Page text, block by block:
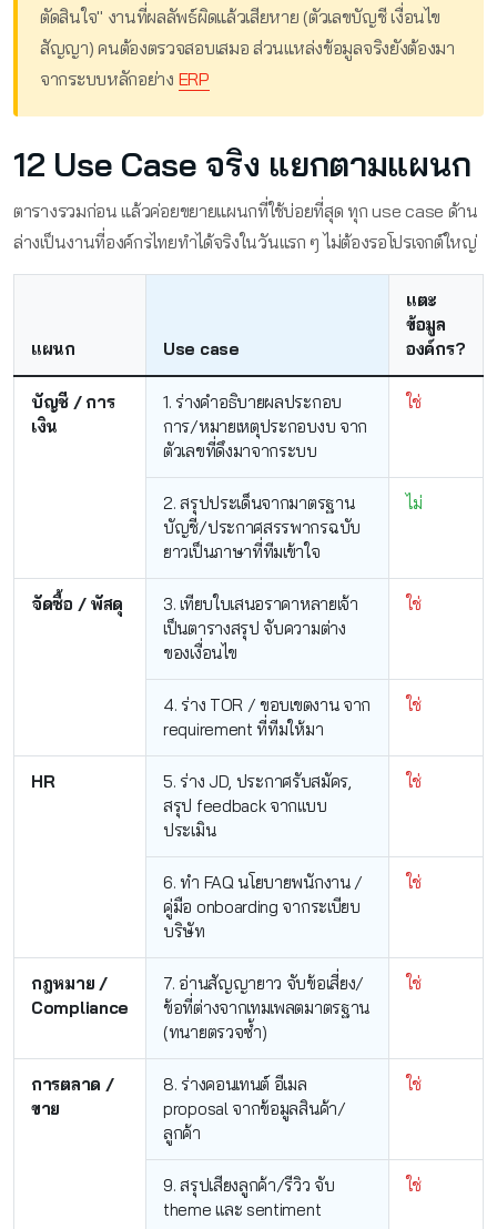
ตัดสินใจ" งานที่ผลลัพธ์ผิดแล้วเสียหาย (ตัวเลขบัญชี เงื่อนไข
สัญญา) คนต้องตรวจสอบเสมอ ส่วนแหล่งข้อมูลจริงยังต้องมา
จากระบบหลักอย่าง ERP
12 Use Case จริง แยกตามแผนก
ตารางรวมก่อน แล้วค่อยขยายแผนกที่ใช้บ่อยที่สุด ทุก use case ด้าน
ล่างเป็นงานที่องค์กรไทยทำได้จริงในวันแรก ๆ ไม่ต้องรอโปรเจกต์ใหญ่
แผนก Use case
แตะ
ข้อมูล
องค์กร?
บัญชี / การ
เงิน
1. ร่างคำอธิบายผลประกอบ
การ/หมายเหตุประกอบงบ จาก
ตัวเลขที่ดึงมาจากระบบ
ใช่
2. สรุปประเด็นจากมาตรฐาน
บัญชี/ประกาศสรรพากรฉบับ
ยาวเป็นภาษาที่ทีมเข้าใจ
ไม่
จัดซื้อ / พัสดุ
3. เทียบใบเสนอราคาหลายเจ้า
เป็นตารางสรุป จับความต่าง
ของเงื่อนไข
ใช่
4. ร่าง TOR / ขอบเขตงาน จาก
requirement ที่ทีมให้มา
ใช่
HR
5. ร่าง JD, ประกาศรับสมัคร,
สรุป feedback จากแบบ
ประเมิน
ใช่
6. ทำ FAQ นโยบายพนักงาน /
คู่มือ onboarding จากระเบียบ
บริษัท
ใช่
กฎหมาย /
Compliance
7. อ่านสัญญายาว จับข้อเสี่ยง/
ข้อที่ต่างจากเทมเพลตมาตรฐาน
(ทนายตรวจซ้ำ)
ใช่
การตลาด /
ขาย
8. ร่างคอนเทนต์ อีเมล
proposal จากข้อมูลสินค้า/
ลูกค้า
ใช่
9. สรุปเสียงลูกค้า/รีวิว จับ
theme และ sentiment
ใช่